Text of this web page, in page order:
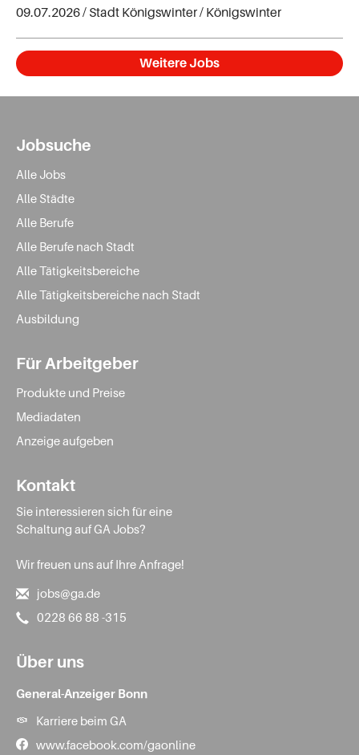
09.07.2026 / Stadt Königswinter/ Königswinter
Weitere Jobs
Jobsuche
Alle Jobs
Alle Städte
Alle Berufe
Alle Berufe nach Stadt
Alle Tätigkeitsbereiche
Alle Tätigkeitsbereiche nach Stadt
Ausbildung
Für Arbeitgeber
Produkte und Preise
Mediadaten
Anzeige aufgeben
Kontakt
Sie interessieren sich für eine
Schaltung auf GA Jobs?
Wir freuen uns auf Ihre Anfrage!
jobs@ga.de
0228 66 88 -315
Über uns
General-Anzeiger Bonn
Karriere beim GA
www.facebook.com/gaonline